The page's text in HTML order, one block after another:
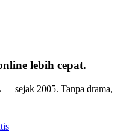
lebih cepat.
— sejak 2005. Tanpa drama,